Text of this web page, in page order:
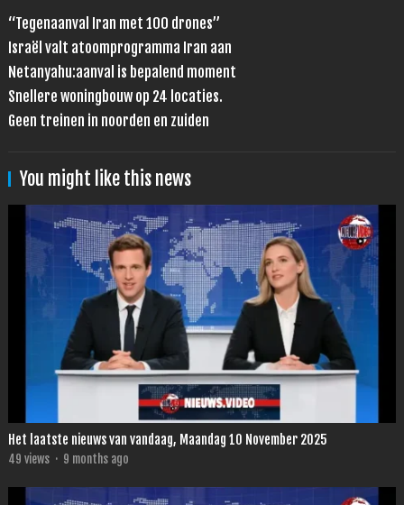
“Tegenaanval Iran met 100 drones”
Israël valt atoomprogramma Iran aan
Netanyahu:aanval is bepalend moment
Snellere woningbouw op 24 locaties.
Geen treinen in noorden en zuiden
You might like this news
Het laatste nieuws van vandaag, Maandag 10 November 2025
49 views · 9 months ago